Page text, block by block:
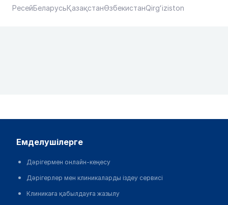
РесейБеларусьҚазақстанӨзбекистанQirgʻiziston
емделушілерге
Дәрігермен онлайн-кеңесу
Дәрігерлер мен клиникаларды іздеу сервисі
Клиникаға қабылдауға жазылу